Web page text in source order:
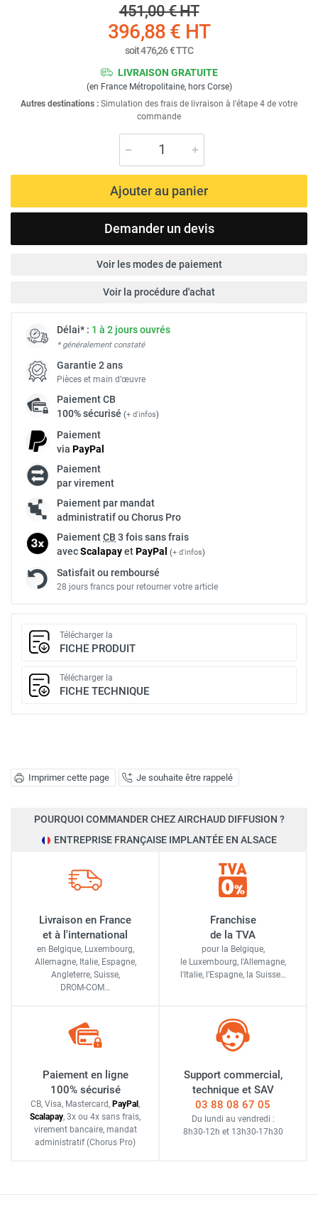
Imprimer cette page Je souhaite être rappelé
451,00 €HT
396,88 € HT
soit476,26 €TTC
LIVRAISON GRATUITE
(en France Métropolitaine, hors Corse)
Autres destinations : Simulation des frais de livraison à l'étape 4 de votre
commande
Ajouter au panier
Demander un devis
Voir les modes de paiement
Voir la procédure d'achat
Délai* : 1 à 2 jours ouvrés
* généralement constaté
Garantie 2 ans
Pièces et main d’œuvre
PaiementCB
100% sécurisé (+ d'infos)
Paiement
via PayPal
Paiement
par virement
Paiement par mandat
administratif ou Chorus Pro
PaiementCB 3 fois sans frais
avecScalapayetPayPal (+ d'infos)
Satisfait ou remboursé
28 jours francs pour retourner votre article
Télécharger la
FICHE PRODUIT
Télécharger la
FICHE TECHNIQUE
POURQUOI COMMANDER CHEZ AIRCHAUD DIFFUSION ?
ENTREPRISE FRANÇAISE IMPLANTÉE EN ALSACE
Livraison en France
et à l'international
en Belgique, Luxembourg,
Allemagne, Italie, Espagne,
Angleterre, Suisse,
DROM-COM…
Franchise
de la TVA
pour la Belgique,
le Luxembourg, l'Allemagne,
l'Italie, l'Espagne, la Suisse…
Paiement en ligne
100% sécurisé
CB, Visa, Mastercard, PayPal ,
Scalapay, 3x ou 4x sans frais,
virement bancaire, mandat
administratif (Chorus Pro)
Support commercial,
technique et SAV
03 88 08 67 05
Du lundi au vendredi :
8h30-12h et 13h30-17h30